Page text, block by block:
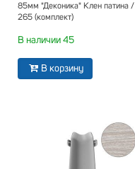
85мм "Деконика" Клен патина /
265 (комплект)
В наличии 45
В корзину